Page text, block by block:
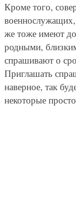
Кроме того,
же тоже имеют
родными,
спрашивают о
Приглашать
наверное, так
некоторые